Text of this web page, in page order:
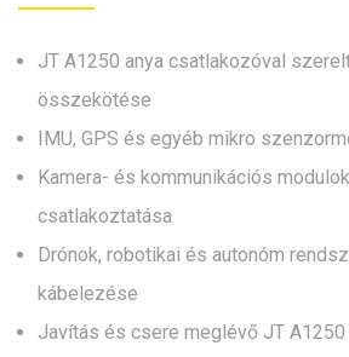
JT A1250 anya csatlakozóval
összekötése
IMU, GPS és egyéb mikro
Kamera- és kommunikációs
csatlakoztatása
Drónok, robotikai és autonóm
kábelezése
Javítás és csere meglévő JT A1250